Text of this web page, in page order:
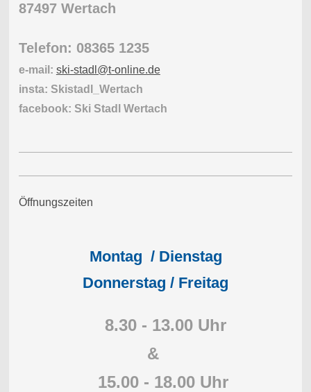
87497 Wertach
Telefon: 08365 1235
e-mail: ski-stadl@t-online.de
insta: Skistadl_Wertach
facebook: Ski Stadl Wertach
Öffnungszeiten
Montag / Dienstag
Donnerstag / Freitag
8.30 - 13.00 Uhr
&
15.00 - 18.00 Uhr